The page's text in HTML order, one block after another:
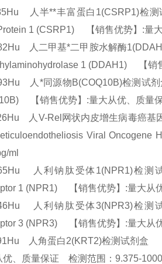
人半**丰富蛋白1(CSRP1)检
1 (CSRP1) 【销售优势】:量
人二甲基*二甲胺水解酶
1 (DDAH1) 【
人*同源物B(COQ10B)检测试
【销售优势】:量大从优、质
人V-Rel网状内皮增生病毒癌基
Viral
ml
人利钠肽受体1(NPR1)检测
1 (NPR1) 【销售优势】:量大
人利钠肽受体3(NPR3)检测
3 (NPR3) 【销售优势】:量大
人角蛋白2(KRT2)检测试剂盒
优、质量保证 检测范围：9.375-